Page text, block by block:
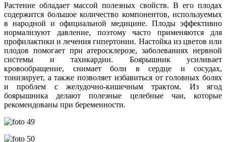
Растение обладает массой полезных свойств. В его плодах
содержится большое количество компонентов, используемых
в народной и официальной медицине. Плоды эффективно
нормализуют давление, поэтому часто применяются для
профилактики и лечения гипертонии. Настойка из цветов или
плодов помогает при атеросклерозе, заболеваниях нервной
системы и тахикардии. Боярышник усиливает
кровообращение, снимает боли в сердце и сосудах,
тонизирует, а также позволяет избавиться от головных болях
и проблем с желудочно-кишечным трактом. Из ягод
боярышника делают полезные целебные чаи, которые
рекомендованы при беременности.